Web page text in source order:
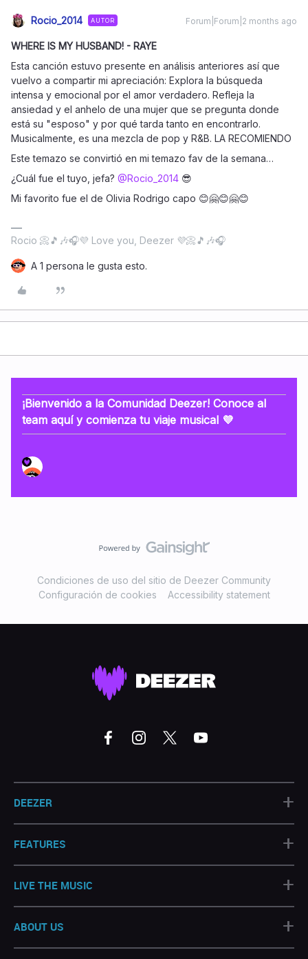
Rocio_2014 AUTOR Forum|Forum|2 months ago
WHERE IS MY HUSBAND! - RAYE
Esta canción estuvo presente en análisis anteriores así que
vuelvo a compartir mi apreciación: Explora la búsqueda
intensa y emocional por el amor verdadero. Refleja la
ansiedad y el anhelo de una mujer que se pregunta donde
está su "esposo" y por qué tarda tanto en encontrarlo.
Musicalmente, es una mezcla de pop y R&B. LA RECOMIENDO
Este temazo se convirtió en mi temazo fav de la semana…
¿Cuál fue el tuyo, jefa? ​ @Rocio_2014 😎
Mi favorito fue el de Olivia Rodrigo capo 😊🤗😊🤗😊
Rocio 📀🎵🎶🎧💜 Love you, Deezer 💜📀🎵🎶🎧
A 1 persona le gusta esto.
¡Bienvenido a la Comunidad Deezer! Conoce al
team aquí y comienza tu viaje musical 💜
Condiciones de uso del sitio de Deezer Community
Configuración de cookies
Accessibility statement
DEEZER +
FEATURES +
LIVE THE MUSIC +
ABOUT US
+